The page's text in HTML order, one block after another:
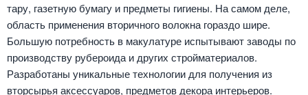
тару, газетную бумагу и предметы гигиены. На самом деле,
область применения вторичного волокна гораздо шире.
Большую потребность в макулатуре испытывают заводы по
производству рубероида и других стройматериалов.
Разработаны уникальные технологии для получения из
вторсырья аксессуаров, предметов декора интерьеров.